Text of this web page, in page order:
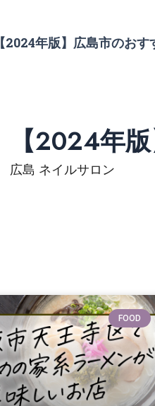
【2024年版】広島市のお
【2024年
広島 ネイルサロン
FOOD